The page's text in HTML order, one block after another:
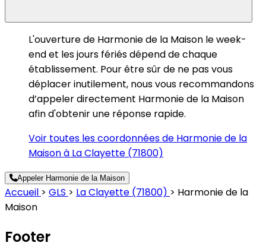
L'ouverture de Harmonie de la Maison le week-
end et les jours fériés dépend de chaque
établissement. Pour être sûr de ne pas vous
déplacer inutilement, nous vous recommandons
d’appeler directement Harmonie de la Maison
afin d'obtenir une réponse rapide.
Voir toutes les coordonnées de Harmonie de la
Maison à La Clayette (71800)
Appeler Harmonie de la Maison
Accueil > GLS > La Clayette (71800) > Harmonie de la
Maison
Footer